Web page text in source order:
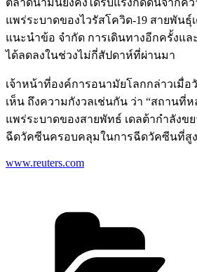
แพร่ระบาดของไวรัสโควิด-19 สายพันธุ์
แนะนำข้อ จำกัด การเดินทางอีกครั้งแล
ได้ลดลงในช่วงไม่กี่สัปดาห์ที่ผ่านมา
เจ้าหน้าที่องค์การอนามัยโลกกล่าวเมื่
เห็น ถึงความกังวลเช่นกัน ว่า “สถานที่
แพร่ระบาดของสายพัทธ์ เดลต้ากำลังข
ฉีดวัคซีนครอบคลุมในการฉีดวัคซีนที่สูง
www.reuters.com